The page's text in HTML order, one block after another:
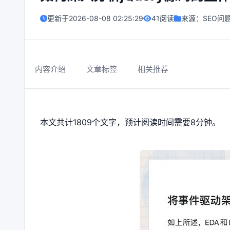
更新于2026-08-08 02:25:29 41阅读 来源： SEO问
内容介绍 文章标签 相关推荐
本文共计1809个文字，预计阅读时间需要8分钟。